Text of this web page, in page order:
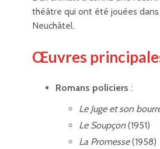
théâtre qui ont été jouées
Neuchâtel.
Œuvres
Romans policiers :
Le Juge et son
Le Soupçon(1951)
La Promesse(1958)